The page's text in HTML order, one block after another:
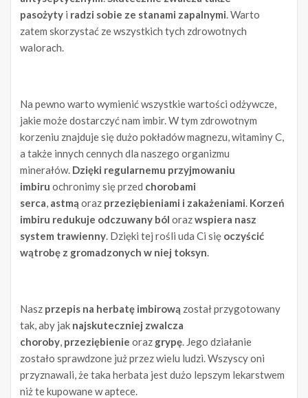
pasożyty i radzi sobie ze stanami zapalnymi. Warto
zatem skorzystać ze wszystkich tych zdrowotnych
walorach.
Na pewno warto wymienić wszystkie wartości odżywcze,
jakie może dostarczyć nam imbir. W tym zdrowotnym
korzeniu znajduje się dużo pokładów magnezu, witaminy C,
a także innych cennych dla naszego organizmu
minerałów. Dzięki regularnemu przyjmowaniu
imbiru ochronimy się przed chorobami
serca, astmą oraz przeziębieniami i zakażeniami. Korzeń
imbiru redukuje odczuwany ból orazwspiera nasz
system trawienny. Dzięki tej rośli uda Ci się oczyścić
wątrobę z gromadzonych w niej toksyn.
Nasz przepis na herbatę imbirową został przygotowany
tak, aby jak najskuteczniej zwalcza
choroby, przeziębienie oraz grypę. Jego działanie
zostało sprawdzone już przez wielu ludzi. Wszyscy oni
przyznawali, że taka herbata jest dużo lepszym lekarstwem
niż te kupowane w aptece.